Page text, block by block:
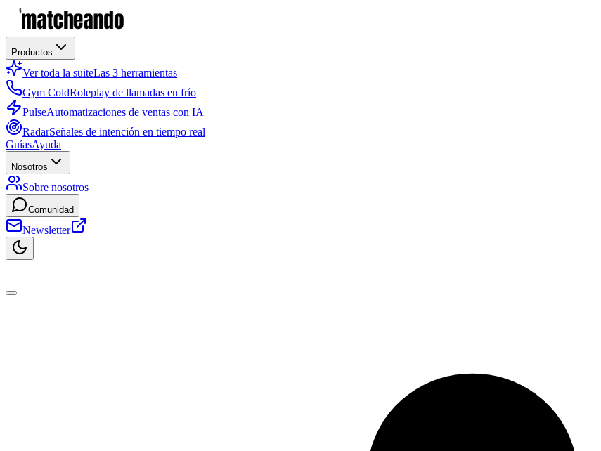
Productos
Ver toda la suiteLas 3 herramientas
Gym ColdRoleplay de llamadas en frío
PulseAutomatizaciones de ventas con IA
RadarSeñales de intención en tiempo real
GuíasAyuda
Nosotros
Sobre nosotros
Comunidad
Newsletter